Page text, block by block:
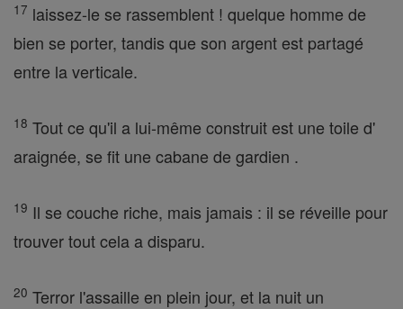
17 laissez-le se rassemblent ! quelque homme de
bien se porter, tandis que son argent est partagé
entre la verticale.
18 Tout ce qu'il a lui-même construit est une toile d'
araignée, se fit une cabane de gardien .
19 Il se couche riche, mais jamais : il se réveille pour
trouver tout cela a disparu.
20 Terror l'assaille en plein jour, et la nuit un